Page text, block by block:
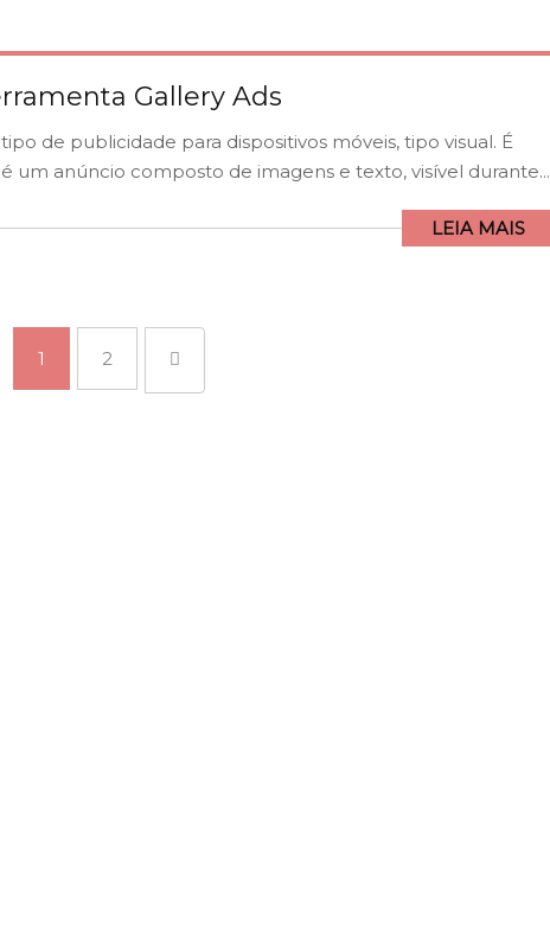
Gallery Ads
de publicidade para dispositivos móveis, tipo visual. É
um anúncio composto de imagens e texto, visível durante...
LEIA MAIS
1 2